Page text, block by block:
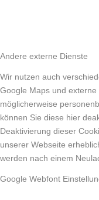
Andere externe Dienste
Wir nutzen auch
Google Maps und
möglicherweise
können Sie diese hier
Deaktivierung dieser
unserer Webseite
werden nach einem
Google Webfont